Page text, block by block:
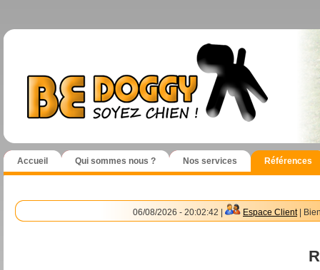
Accueil Qui sommes nous ? Nos services Références
06/08/2026 - 20:02:42 | Espace Client|